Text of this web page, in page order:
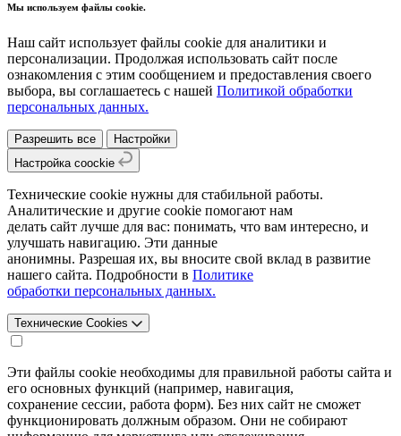
Мы используем файлы cookie.
Наш сайт использует файлы cookie для аналитики и
персонализации. Продолжая использовать сайт после
ознакомления с этим сообщением и предоставления своего
выбора, вы соглашаетесь с нашей Политикой обработки
персональных данных.
Разрешить все
Настройки
Настройка coockie
Технические cookie нужны для стабильной работы.
Аналитические и другие cookie помогают нам
делать сайт лучше для вас: понимать, что вам интересно, и
улучшать навигацию. Эти данные
анонимны. Разрешая их, вы вносите свой вклад в развитие
нашего сайта. Подробности в Политике
обработки персональных данных.
Технические Cookies
Эти файлы cookie необходимы для правильной работы сайта и
его основных функций (например, навигация,
сохранение сессии, работа форм). Без них сайт не сможет
функционировать должным образом. Они не собирают